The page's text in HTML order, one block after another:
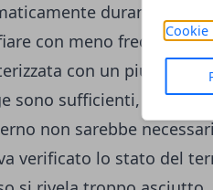
Cookie
durante
con meno frequenza,
con un più alto
sono sufficienti, si può
non sarebbe
verificato lo stato del